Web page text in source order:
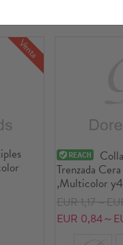
Venta
Trenzada
,Multicolor
20 Unidades
EUR 1,17～
EUR 0,84～